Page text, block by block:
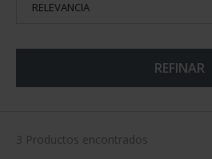
REFINAR
3 Productos encontrados